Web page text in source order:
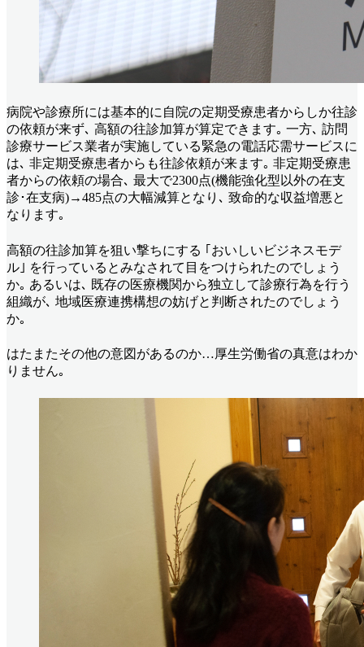
病院や診療所には基本的に自院の定期受療患者からしか往診
の依頼が来ず､ 高額の往診加算が算定できます｡ 一方､ 訪問
診療サービス業者が実施している緊急の電話応需サービスに
は､ 非定期受療患者からも往診依頼が来ます｡ 非定期受療患
者からの依頼の場合､ 最大で2300点(機能強化型以外の在支
診･在支病)→485点の大幅減算となり､ 致命的な収益増悪と
なります｡
高額の往診加算を狙い撃ちにする ｢おいしいビジネスモデ
ル｣ を行っているとみなされて目をつけられたのでしょう
か｡ あるいは､ 既存の医療機関から独立して診療行為を行う
組織が､ 地域医療連携構想の妨げと判断されたのでしょう
か｡
はたまたその他の意図があるのか…厚生労働省の真意はわか
りません｡